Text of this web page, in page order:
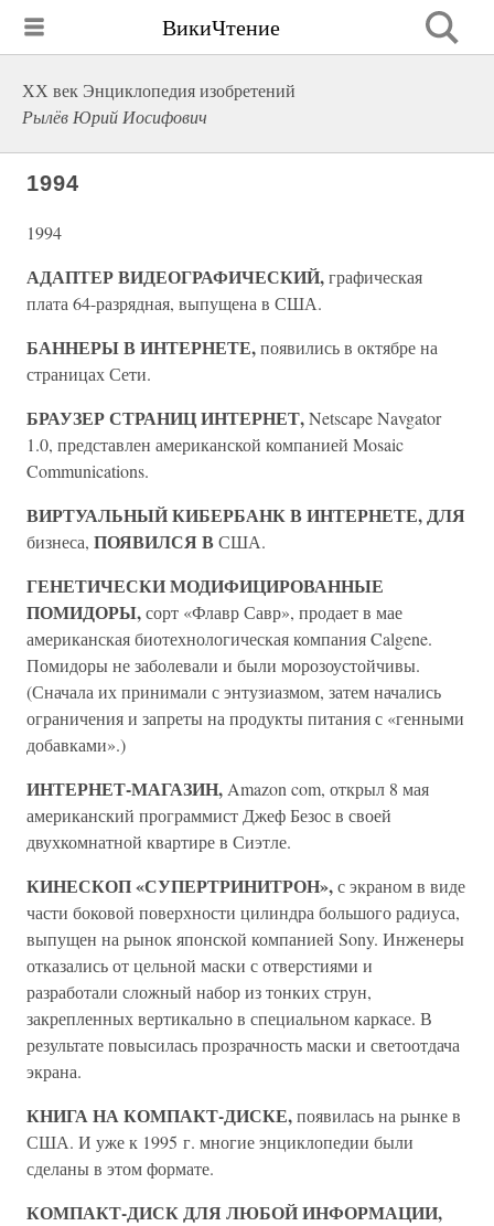
ВикиЧтение
ХХ век Энциклопедия изобретений
Рылёв Юрий Иосифович
1994
1994
АДАПТЕР ВИДЕОГРАФИЧЕСКИЙ,графическая
плата 64-разрядная, выпущена в США.
БАННЕРЫ В ИНТЕРНЕТЕ,появились в октябре на
страницах Сети.
БРАУЗЕР СТРАНИЦ ИНТЕРНЕТ,Netscape Navgator
1.0, представлен американской компанией Mosaic
Communications.
ВИРТУАЛЬНЫЙ КИБЕРБАНК В ИНТЕРНЕТЕ, ДЛЯ
бизнеса, ПОЯВИЛСЯ ВСША.
ГЕНЕТИЧЕСКИ МОДИФИЦИРОВАННЫЕ
ПОМИДОРЫ,сорт «Флавр Савр», продает в мае
американская биотехнологическая компания Calgene.
Помидоры не заболевали и были морозоустойчивы.
(Сначала их принимали с энтузиазмом, затем начались
ограничения и запреты на продукты питания с «генными
добавками».)
ИНТЕРНЕТ-МАГАЗИН, Amazon com, открыл 8 мая
американский программист Джеф Безос в своей
двухкомнатной квартире в Сиэтле.
КИНЕСКОП «СУПЕРТРИНИТРОН»,с экраном в виде
части боковой поверхности цилиндра большого радиуса,
выпущен на рынок японской компанией Sony. Инженеры
отказались от цельной маски с отверстиями и
разработали сложный набор из тонких струн,
закрепленных вертикально в специальном каркасе. В
результате повысилась прозрачность маски и светоотдача
экрана.
КНИГА НА КОМПАКТ-ДИСКЕ,появилась на рынке в
США. И уже к 1995 г. многие энциклопедии были
сделаны в этом формате.
КОМПАКТ-ДИСК ДЛЯ ЛЮБОЙ ИНФОРМАЦИИ,